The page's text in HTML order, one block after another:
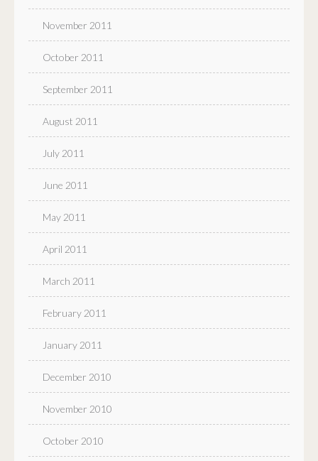
November 2011
October 2011
September 2011
August 2011
July 2011
June 2011
May 2011
April 2011
March 2011
February 2011
January 2011
December 2010
November 2010
October 2010